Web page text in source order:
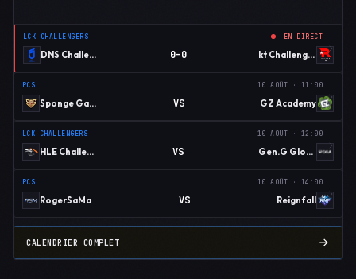
LCK CHALLENGERS EN DIRECT
DNS Challengers 0–0 kt Challengers
PCS 10 AOÛT · 11:00
Sponge Gaming VS GZ Academy
LCK CHALLENGERS 10 AOÛT · 12:00
HLE Challengers VS Gen.G Global Academy
PCS 10 AOÛT · 14:00
RogerSaMa VS Reignfall
CALENDRIER COMPLET